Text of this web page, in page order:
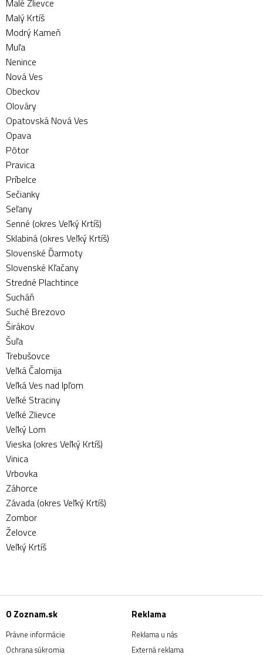
Malé Zlievce
Malý Krtíš
Modrý Kameň
Muľa
Nenince
Nová Ves
Obeckov
Olováry
Opatovská Nová Ves
Opava
Pôtor
Pravica
Príbelce
Sečianky
Seľany
Senné (okres Veľký Krtíš)
Sklabiná (okres Veľký Krtíš)
Slovenské Ďarmoty
Slovenské Kľačany
Stredné Plachtince
Sucháň
Suché Brezovo
Širákov
Šuľa
Trebušovce
Veľká Čalomija
Veľká Ves nad Ipľom
Veľké Straciny
Veľké Zlievce
Veľký Lom
Vieska (okres Veľký Krtíš)
Vinica
Vrbovka
Záhorce
Závada (okres Veľký Krtíš)
Zombor
Želovce
Veľký Krtíš
O Zoznam.sk
Právne informácie
Ochrana súkromia
Reklama
Reklama u nás
Externá reklama